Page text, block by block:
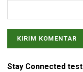
Stay Connected test